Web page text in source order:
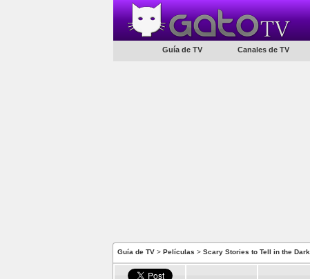
Guía de TV Canales de TV
Guía de TV > Películas > Scary Stories to Tell in the Dark